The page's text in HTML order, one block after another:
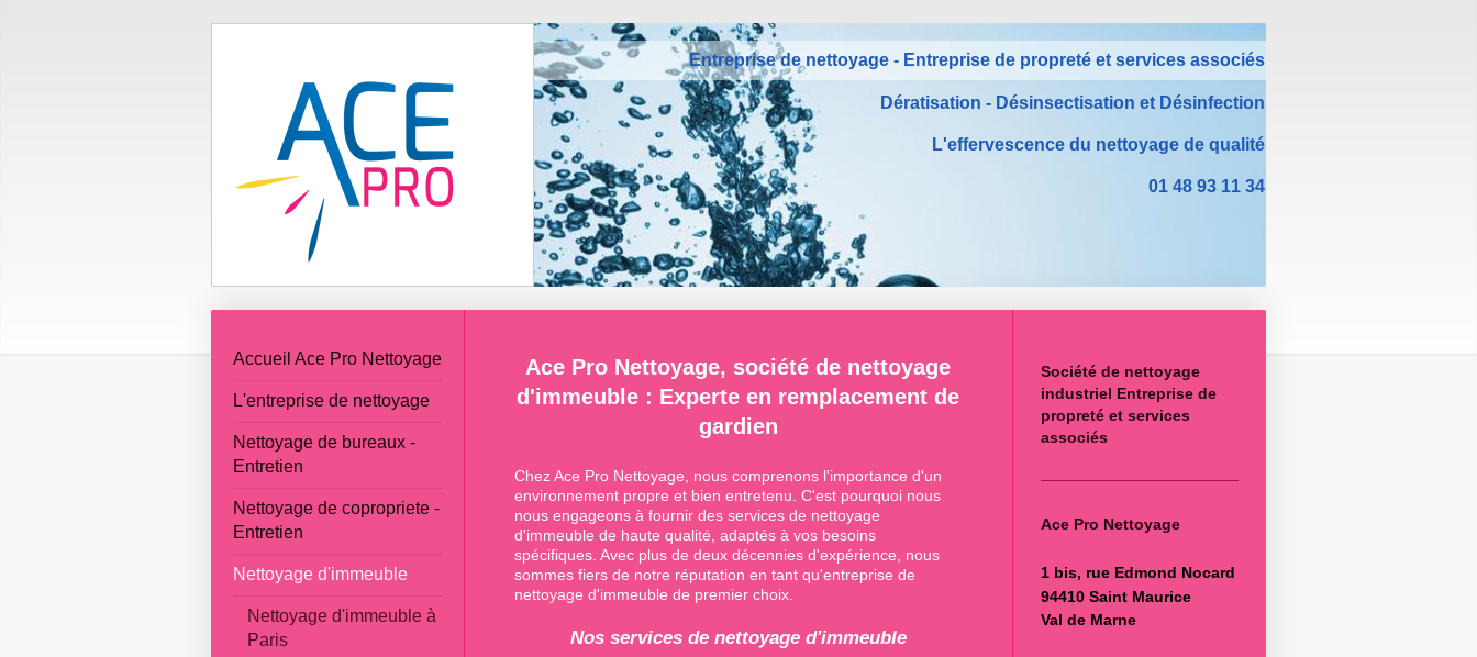
Entreprise de nettoyage - Entreprise de propreté et services associés
Dératisation - Désinsectisation et Désinfection
L'effervescence du nettoyage de qualité
01 48 93 11 34
Accueil Ace Pro Nettoyage
L'entreprise de nettoyage
Nettoyage de bureaux -
Entretien
Nettoyage de copropriete -
Entretien
Nettoyage d'immeuble
Nettoyage d'immeuble à
Paris
Ace Pro Nettoyage, société de nettoyage
d'immeuble : Experte en remplacement de
gardien
Chez Ace Pro Nettoyage, nous comprenons l'importance d'un
environnement propre et bien entretenu. C'est pourquoi nous
nous engageons à fournir des services de nettoyage
d'immeuble de haute qualité, adaptés à vos besoins
spécifiques. Avec plus de deux décennies d'expérience, nous
sommes fiers de notre réputation en tant qu'entreprise de
nettoyage d'immeuble de premier choix.
Nos services de nettoyage d'immeuble
Société de nettoyage
industriel Entreprise de
propreté et services
associés
Ace Pro Nettoyage
1 bis, rue Edmond Nocard
94410 Saint Maurice
Val de Marne